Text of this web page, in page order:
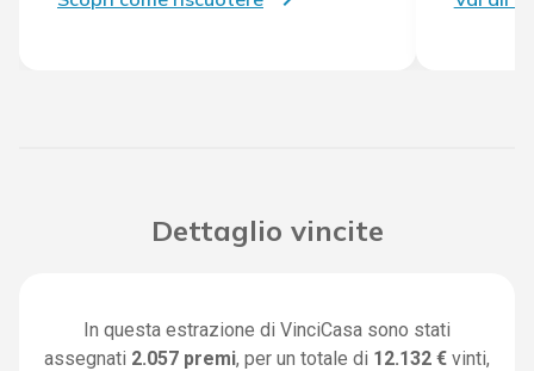
Dettaglio vincite
In questa estrazione di VinciCasa sono stati
assegnati 2.057 premi, per un totale di 12.132 € vinti,